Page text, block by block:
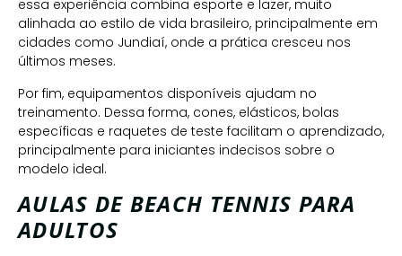
essa experiência combina esporte e lazer, muito
alinhada ao estilo de vida brasileiro, principalmente em
cidades como Jundiaí, onde a prática cresceu nos
últimos meses.
Por fim, equipamentos disponíveis ajudam no
treinamento. Dessa forma, cones, elásticos, bolas
específicas e raquetes de teste facilitam o aprendizado,
principalmente para iniciantes indecisos sobre o
modelo ideal.
AULAS DE BEACH TENNIS PARA
ADULTOS